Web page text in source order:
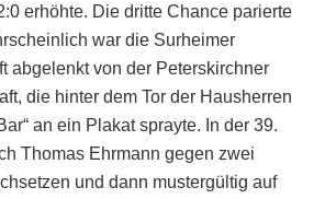
erhöhte. Die dritte Chance parierte
war die Surheimer
abgelenkt von der Peterskirchner
die hinter dem Tor der Hausherren
an ein Plakat sprayte. In der 39.
Thomas Ehrmann gegen zwei
und dann mustergültig auf